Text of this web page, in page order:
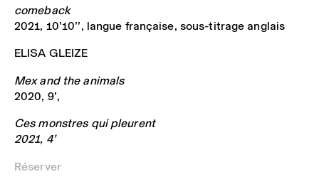
comeback
2021, 10’10’’, langue française, sous-titrage anglais
ELISA GLEIZE
Mex and the animals
2020, 9’,
Ces monstres qui pleurent
2021, 4’
Réserver